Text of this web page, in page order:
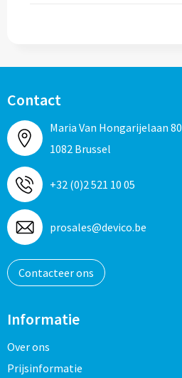
Contact
Maria Van Hongarijelaan 80
1082 Brussel
+32 (0)2 521 10 05
prosales@devico.be
Contacteer ons
Informatie
Over ons
Prijsinformatie